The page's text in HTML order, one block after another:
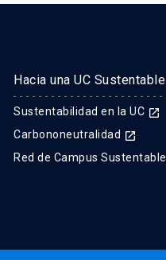
Hacia una UC Sustentable
Sustentabilidad en la UC launch
Carbononeutralidad launch
Red de Campus Sustentable